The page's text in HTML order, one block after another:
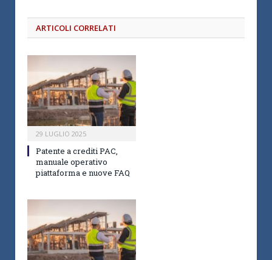
ARTICOLI CORRELATI
29 LUGLIO 2025
Patente a crediti PAC,
manuale operativo
piattaforma e nuove FAQ